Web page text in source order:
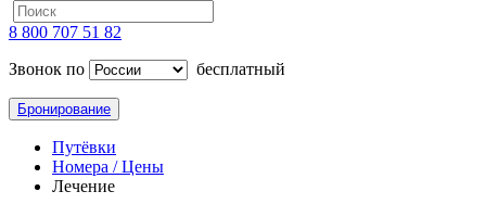
8 800 707 51 82
Звонок по
бесплатный
Бронирование
Путёвки
Номера / Цены
Лечение